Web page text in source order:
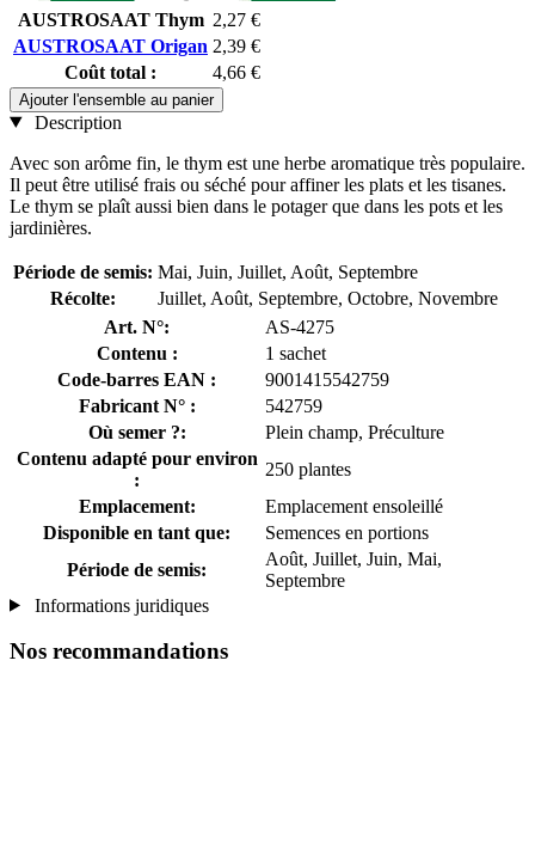
AUSTROSAAT Thym 2,27 €
AUSTROSAAT Origan 2,39 €
Coût total :
4,66 €
Ajouter l'ensemble au panier
Description
Avec son arôme fin, le thym est une herbe aromatique très populaire.
Il peut être utilisé frais ou séché pour affiner les plats et les tisanes.
Le thym se plaît aussi bien dans le potager que dans les pots et les
jardinières.
Période de semis: Mai, Juin, Juillet, Août, Septembre
Récolte:
Juillet, Août, Septembre, Octobre, Novembre
Art. N°:
AS-4275
Contenu :
1 sachet
Code-barres EAN :
9001415542759
Fabricant N° :
542759
Où semer ?:
Plein champ, Préculture
Contenu adapté pour environ
:
250 plantes
Emplacement:
Emplacement ensoleillé
Disponible en tant que:
Semences en portions
Période de semis:
Août, Juillet, Juin, Mai,
Septembre
Informations juridiques
Nos recommandations